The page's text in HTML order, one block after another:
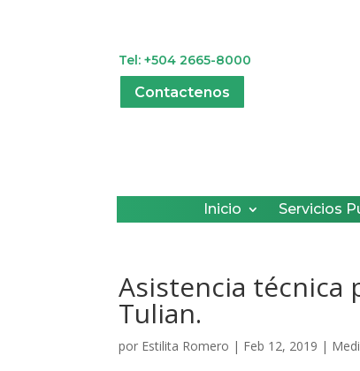
Tel: +504 2665-8000
Contactenos
Inicio Servicios
Asistencia técnica
Tulian.
por Estilita Romero | Feb 12, 2019 |